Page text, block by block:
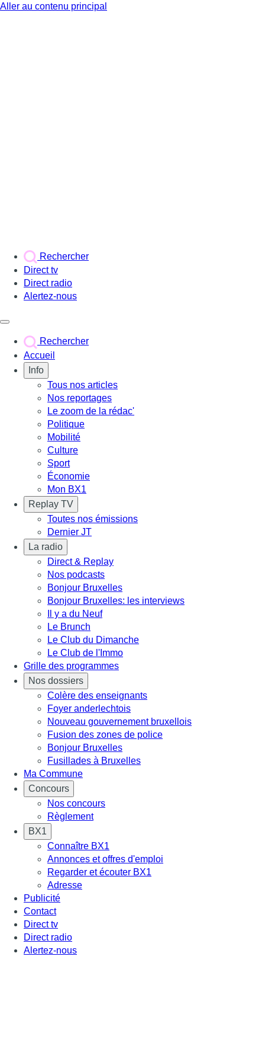
Aller au contenu principal
Rechercher
Direct tv
Direct radio
Alertez-nous
Rechercher
Accueil
Info
Tous nos articles
Nos reportages
Le zoom de la rédac'
Politique
Mobilité
Culture
Sport
Économie
Mon BX1
Replay TV
Toutes nos émissions
Dernier JT
La radio
Direct & Replay
Nos podcasts
Bonjour Bruxelles
Bonjour Bruxelles: les interviews
Il y a du Neuf
Le Brunch
Le Club du Dimanche
Le Club de l'Immo
Grille des programmes
Nos dossiers
Colère des enseignants
Foyer anderlechtois
Nouveau gouvernement bruxellois
Fusion des zones de police
Bonjour Bruxelles
Fusillades à Bruxelles
Ma Commune
Concours
Nos concours
Règlement
BX1
Connaître BX1
Annonces et offres d'emploi
Regarder et écouter BX1
Adresse
Publicité
Contact
Direct tv
Direct radio
Alertez-nous